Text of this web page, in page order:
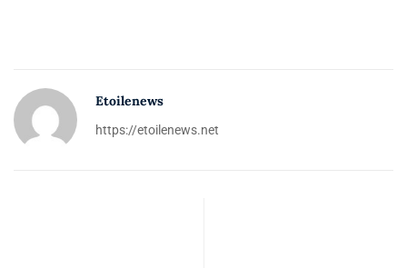
Etoilenews
https://etoilenews.net